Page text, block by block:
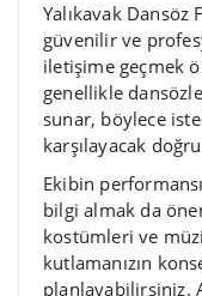
Yalıkavak Dansöz
güvenilir ve
iletişime geçmek
genellikle
sunar, böylece
karşılayacak
Ekibin
bilgi almak da
kostümleri ve
kutlamanızın
planlayabilirsiniz.